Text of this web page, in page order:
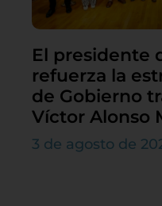
El presidente
refuerza la
de Gobierno
Víctor Alonso
3 de agosto de